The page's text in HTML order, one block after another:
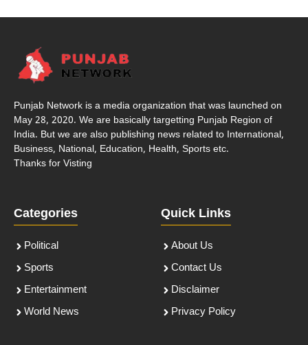
Punjab Network is a media organization that was launched on
May 28, 2020. We are basically targetting Punjab Region of
India. But we are also publishing news related to International,
Business, National, Education, Health, Sports etc.
Thanks for Visting
Categories
Political
Sports
Entertainment
World News
Quick Links
About Us
Contact Us
Disclaimer
Privacy Policy